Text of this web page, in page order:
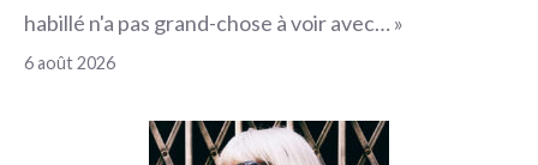
habillé n'a pas grand-chose à voir avec… »
6 août 2026